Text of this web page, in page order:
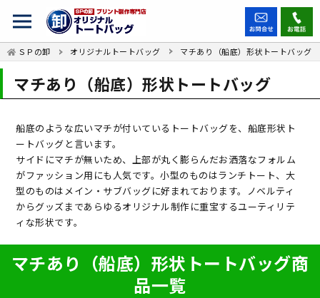
ＳＰの卸 オリジナルトートバッグ マチあり（船底）形状トートバッグ
マチあり（船底）形状トートバッグ
船底のような広いマチが付いているトートバッグを、船底形状ト
ートバッグと言います。
サイドにマチが無いため、上部が丸く膨らんだお洒落なフォルム
がファッション用にも人気です。小型のものはランチトート、大
型のものはメイン・サブバッグに好まれております。ノベルティ
からグッズまであらゆるオリジナル制作に重宝するユーティリテ
ィな形状です。
マチあり（船底）形状トートバッグ商
品一覧